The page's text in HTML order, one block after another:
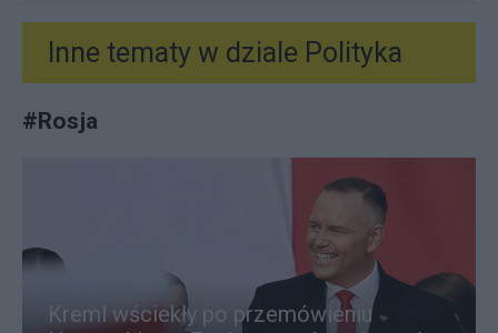
Inne tematy w dziale Polityka
#Rosja
Kreml wściekły po przemówieniu